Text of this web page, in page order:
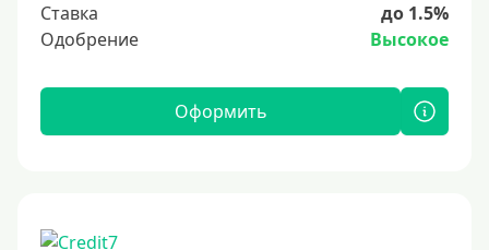
Ставка
до 1.5%
Одобрение
Высокое
Оформить